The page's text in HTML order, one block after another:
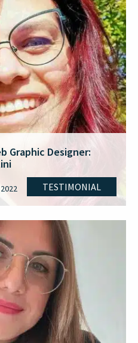
Graphic Designer:
TESTIMONIAL